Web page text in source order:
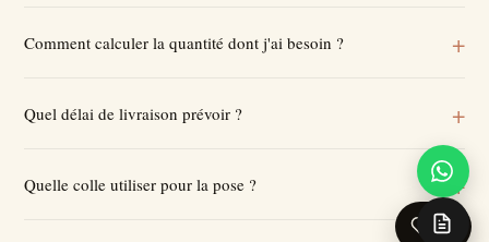
Comment calculer la quantité dont j'ai besoin ?
Quel délai de livraison prévoir ?
Quelle colle utiliser pour la pose ?
0